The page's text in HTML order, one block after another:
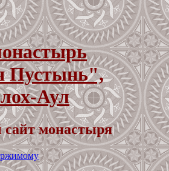
Пустынь",
Аул
монастыря